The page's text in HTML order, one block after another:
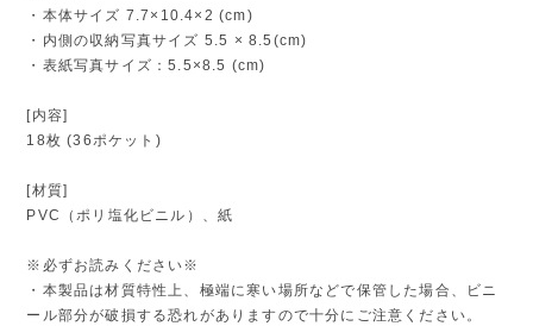
・本体サイズ 7.7×10.4×2 (cm)
・内側の収納写真サイズ 5.5 × 8.5(cm)
・表紙写真サイズ：5.5×8.5 (cm)
[内容]
18枚 (36ポケット)
[材質]
PVC（ポリ塩化ビニル）、紙
※必ずお読みください※
・本製品は材質特性上、極端に寒い場所などで保管した場合、ビニ
ール部分が破損する恐れがありますので十分にご注意ください。